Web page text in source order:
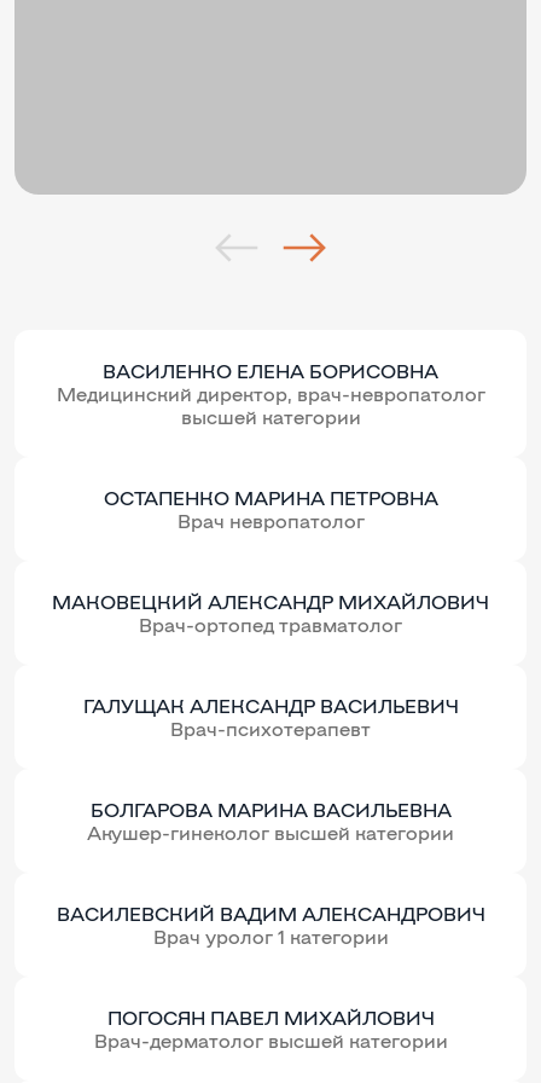
ВАСИЛЕНКО ЕЛЕНА БОРИСОВНА
Медицинский директор, врач-невропатолог
высшей категории
ОСТАПЕНКО МАРИНА ПЕТРОВНА
Врач невропатолог
МАКОВЕЦКИЙ АЛЕКСАНДР МИХАЙЛОВИЧ
Врач-ортопед травматолог
ГАЛУЩАК АЛЕКСАНДР ВАСИЛЬЕВИЧ
Врач-психотерапевт
БОЛГАРОВА МАРИНА ВАСИЛЬЕВНА
Акушер-гинеколог высшей категории
ВАСИЛЕВСКИЙ ВАДИМ АЛЕКСАНДРОВИЧ
Врач уролог 1 категории
ПОГОСЯН ПАВЕЛ МИХАЙЛОВИЧ
Врач-дерматолог высшей категории